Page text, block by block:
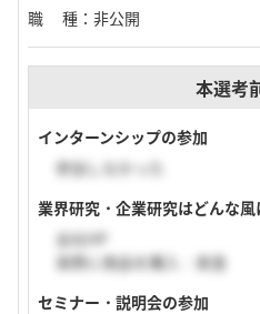
職種 ： 非公開
本選考
インターンシップの参加
参加しなかった
業界研究・企業研究はどんな風
会社HP
実際に商品を購入・実食
セミナー・説明会の参加